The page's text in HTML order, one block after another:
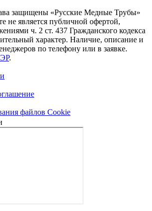
защищены «Русские Медные Трубы»
не является публичной офертой,
ч. 2 ст. 437 Гражданского кодекса
характер. Наличие, описание и
по телефону или в заявке.
.
файлов Cookie